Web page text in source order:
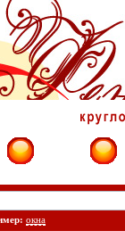
окна